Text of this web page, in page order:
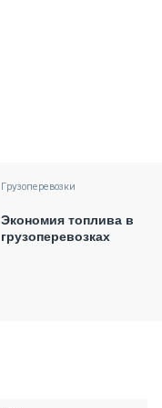
Грузоперевозки
Экономия топлива в
грузоперевозках